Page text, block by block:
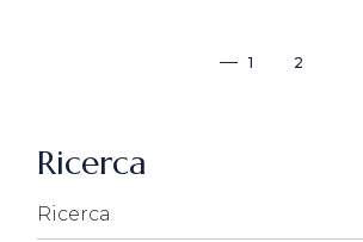
Paginazione
articoli
1 2
Ricerca